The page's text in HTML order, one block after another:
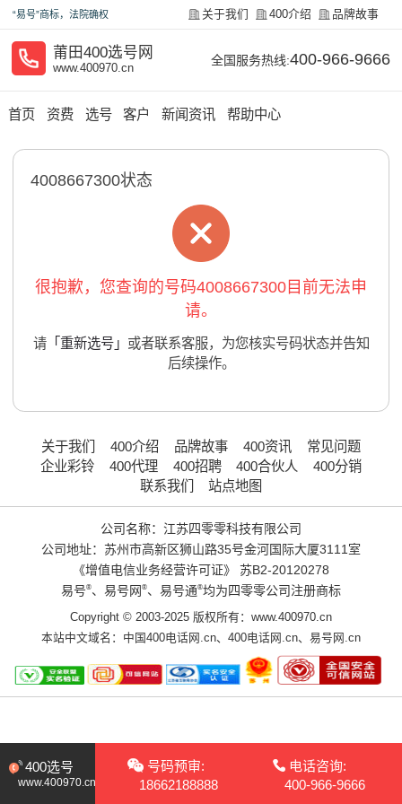
“易号”商标，法院确权 关于我们 400介绍 品牌故事
莆田400选号网
www.400970.cn
全国服务热线:400-966-9666
首页 资费 选号 客户 新闻资讯 帮助中心
4008667300状态
很抱歉，您查询的号码4008667300目前无法申
请。
请「重新选号」 或者联系客服，为您核实号码状态并告知
后续操作。
关于我们 400介绍 品牌故事 400资讯
常见问题
企业彩铃
400代理 400招聘 400合伙人
400分销
联系我们
站点地图
公司名称：江苏四零零科技有限公司
公司地址：苏州市高新区狮山路35号金河国际大厦3111室
《增值电信业务经营许可证》
苏B2-20120278
易号®、易号网 ®、易号通®均为四零零公司注册商标
Copyright © 2003-2025 版权所有：www.400970.cn
本站中文域名： 中国400电话网.cn、 400电话网.cn、 易号网.cn
400选号
www.400970.cn
号码预审:
18662188888
电话咨询:
400-966-9666